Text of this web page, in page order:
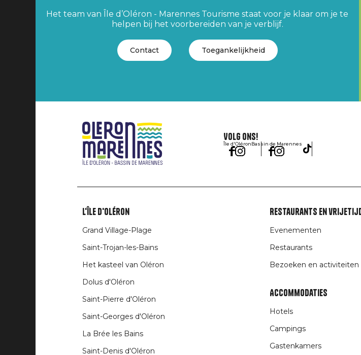
Het team van Île d’Oléron - Marennes Tourisme staat voor je klaar om je te
helpen bij het voorbereiden van je verblijf.
Contact Toegankelijkheid
Volg ons!
Île d'OléronBassin de Marennes
Liens
rubriques
L'île d'Oléron
Grand Village-Plage
Saint-Trojan-les-Bains
Het kasteel van Oléron
Dolus d'Oléron
Saint-Pierre d'Oléron
Saint-Georges d'Oléron
La Brée les Bains
Saint-Denis d'Oléron
Restaurants en
Evenementen
Restaurants
Bezoeken en activiteiten
Accommodaties
Hotels
Campings
Gastenkamers